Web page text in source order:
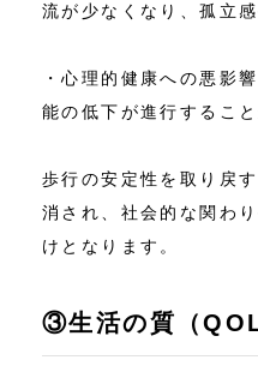
流が少なくなり、孤立
・心理的健康への悪影
能の低下が進行すること
歩行の安定性を取り戻
消され、社会的な関わ
けとなります。
③生活の質（